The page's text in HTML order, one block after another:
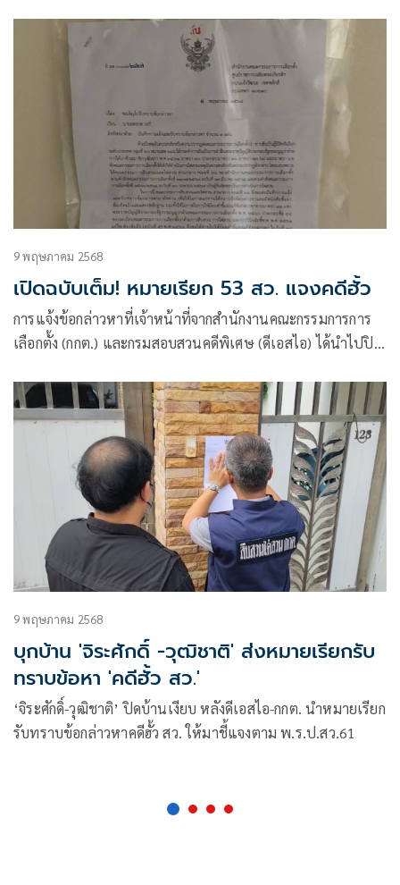
9 พฤษภาคม 2568
เปิดฉบับเต็ม! หมายเรียก 53 สว. แจงคดีฮั้ว
การแจ้งข้อกล่าวหาที่เจ้าหน้าที่จากสำนักงานคณะกรรมการการ
เลือกตั้ง (กกต.) และกรมสอบสวนคดีพิเศษ (ดีเอสไอ) ได้นำไปปิด
2568
9 พฤษภาคม 2568
บุกบ้าน 'จิระศักดิ์ -วุฒิชาติ' ส่งหมายเรียกรับ
ทราบข้อหา 'คดีฮั้ว สว.'
‘จิระศักดิ์-วุฒิชาติ’ ปิดบ้านเงียบ หลังดีเอสไอ-กกต. นำหมายเรียก
รับทราบข้อกล่าวหาคดีฮั้ว สว. ให้มาชี้แจงตาม พ.ร.ป.สว.61